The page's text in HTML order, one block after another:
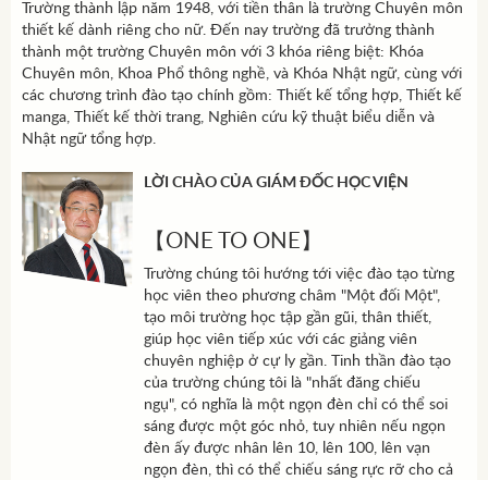
Trường thành lập năm 1948, với tiền thân là trường Chuyên môn
thiết kế dành riêng cho nữ. Đến nay trường đã trưởng thành
thành một trường Chuyên môn với 3 khóa riêng biệt: Khóa
Chuyên môn, Khoa Phổ thông nghề, và Khóa Nhật ngữ, cùng với
các chương trình đào tạo chính gồm: Thiết kế tổng hợp, Thiết kế
manga, Thiết kế thời trang, Nghiên cứu kỹ thuật biểu diễn và
Nhật ngữ tổng hợp.
LỜI CHÀO CỦA GIÁM ĐỐC HỌC VIỆN
【ONE TO ONE】
Trường chúng tôi hướng tới việc đào tạo từng
học viên theo phương châm "Một đối Một",
tạo môi trường học tập gần gũi, thân thiết,
giúp học viên tiếp xúc với các giảng viên
chuyên nghiệp ở cự ly gần. Tinh thần đào tạo
của trường chúng tôi là "nhất đăng chiếu
ngụ", có nghĩa là một ngọn đèn chỉ có thể soi
sáng được một góc nhỏ, tuy nhiên nếu ngọn
đèn ấy được nhân lên 10, lên 100, lên vạn
ngọn đèn, thì có thể chiếu sáng rực rỡ cho cả